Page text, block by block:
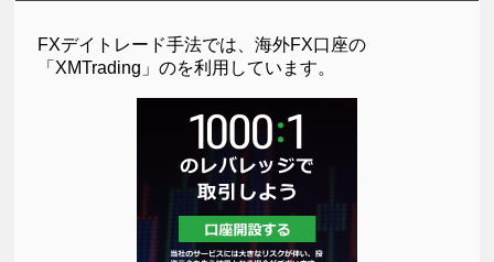
FXデイトレード手法では、海外FX口座の
「XMTrading」のを利用しています。